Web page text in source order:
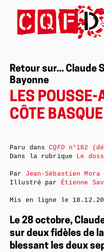
Retour sur... Claude
Bayonne
LES POUSSE-
CÔTE BASQUE
Le 28 octobre,
sur deux fidèles de
blessant les deux
Paru dansCQFDn°182
Dans la rubrique Le
Par Jean-Sébastien Mora
Illustré par Étienne
Mis en ligne le